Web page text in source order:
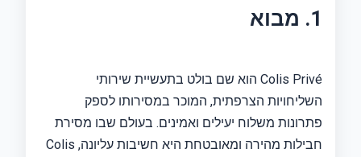
1. מבוא
Colis Privé הוא שם בולט בתעשיית שירותי
השליחויות הצרפתית, המוכר במסירותו לספק
פתרונות משלוח יעילים ואמינים. בעולם שבו מסירת
חבילות מהירה ומאובטחת היא חשיבות עליונה, Colis